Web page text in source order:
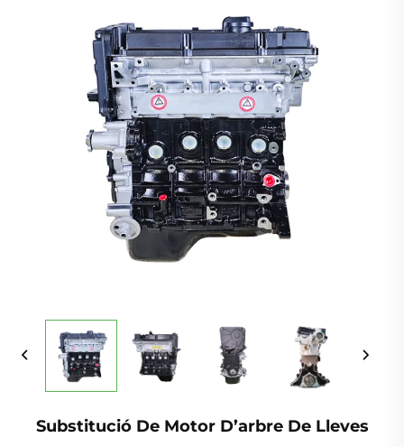
Substitució De Motor D’arbre De Lleves